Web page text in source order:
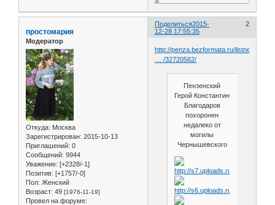
Поделиться 2
2015-
12-28 17:55:35
простомария
Модератор
Откуда: Москва
Зарегистрирован: 2015-10-13
Приглашений: 0
Сообщений: 9944
Уважение: [+2328/-1]
Позитив: [+1757/-0]
Пол: Женский
Возраст: 49 [1976-11-19]
Провел на форуме:
http://penza.bezformata.ru/listnews/pen
… /32720562/
Пензенский
Герой Константин
Благодаров
похоронен
недалеко от
могилы
Чернышевского